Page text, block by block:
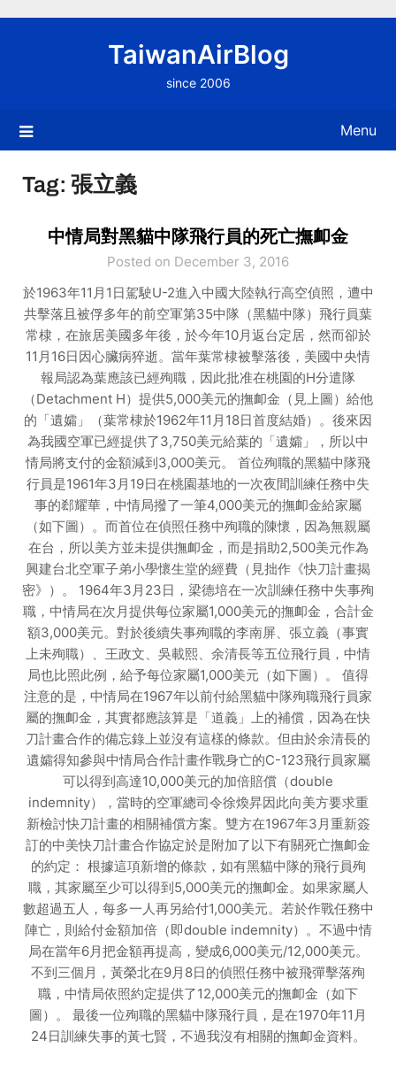
TaiwanAirBlog
since 2006
Menu
Tag: 張立義
中情局對黑貓中隊飛行員的死亡撫卹金
Posted on December 3, 2016
於1963年11月1日駕駛U-2進入中國大陸執行高空偵照，遭中
共擊落且被俘多年的前空軍第35中隊（黑貓中隊）飛行員葉
常棣，在旅居美國多年後，於今年10月返台定居，然而卻於
11月16日因心臟病猝逝。當年葉常棣被擊落後，美國中央情
報局認為葉應該已經殉職，因此批准在桃園的H分遣隊
（Detachment H）提供5,000美元的撫卹金（見上圖）給他
的「遺孀」（葉常棣於1962年11月18日首度結婚）。後來因
為我國空軍已經提供了3,750美元給葉的「遺孀」，所以中
情局將支付的金額減到3,000美元。 首位殉職的黑貓中隊飛
行員是1961年3月19日在桃園基地的一次夜間訓練任務中失
事的郄耀華，中情局撥了一筆4,000美元的撫卹金給家屬
（如下圖）。而首位在偵照任務中殉職的陳懷，因為無親屬
在台，所以美方並未提供撫卹金，而是捐助2,500美元作為
興建台北空軍子弟小學懷生堂的經費（見拙作《快刀計畫揭
密》）。 1964年3月23日，梁德培在一次訓練任務中失事殉
職，中情局在次月提供每位家屬1,000美元的撫卹金，合計金
額3,000美元。對於後續失事殉職的李南屏、張立義（事實
上未殉職）、王政文、吳載熙、余清長等五位飛行員，中情
局也比照此例，給予每位家屬1,000美元（如下圖）。 值得
注意的是，中情局在1967年以前付給黑貓中隊殉職飛行員家
屬的撫卹金，其實都應該算是「道義」上的補償，因為在快
刀計畫合作的備忘錄上並沒有這樣的條款。但由於余清長的
遺孀得知參與中情局合作計畫作戰身亡的C-123飛行員家屬
可以得到高達10,000美元的加倍賠償（double
indemnity），當時的空軍總司令徐煥昇因此向美方要求重
新檢討快刀計畫的相關補償方案。雙方在1967年3月重新簽
訂的中美快刀計畫合作協定於是附加了以下有關死亡撫卹金
的約定： 根據這項新增的條款，如有黑貓中隊的飛行員殉
職，其家屬至少可以得到5,000美元的撫卹金。如果家屬人
數超過五人，每多一人再另給付1,000美元。若於作戰任務中
陣亡，則給付金額加倍（即double indemnity）。不過中情
局在當年6月把金額再提高，變成6,000美元/12,000美元。
不到三個月，黃榮北在9月8日的偵照任務中被飛彈擊落殉
職，中情局依照約定提供了12,000美元的撫卹金（如下
圖）。 最後一位殉職的黑貓中隊飛行員，是在1970年11月
24日訓練失事的黃七賢，不過我沒有相關的撫卹金資料。